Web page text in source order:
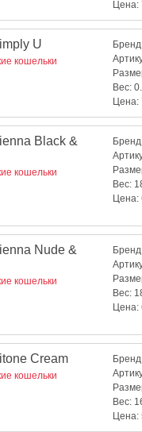
Цена:
U
кошельки
Вес:
Цена:
Black &
кошельки
Вес:
Цена:
Nude &
кошельки
Вес:
Цена:
Cream
кошельки
Вес:
Цена: